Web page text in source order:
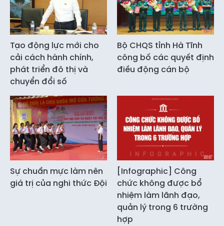
Tạo động lực mới cho
cải cách hành chính,
phát triển đô thị và
chuyển đổi số
Bộ CHQS tỉnh Hà Tĩnh
công bố các quyết định
điều động cán bộ
Sự chuẩn mực làm nên
giá trị của nghi thức Đội
[Infographic] Công
chức không được bổ
nhiệm làm lãnh đạo,
quản lý trong 6 trường
hợp